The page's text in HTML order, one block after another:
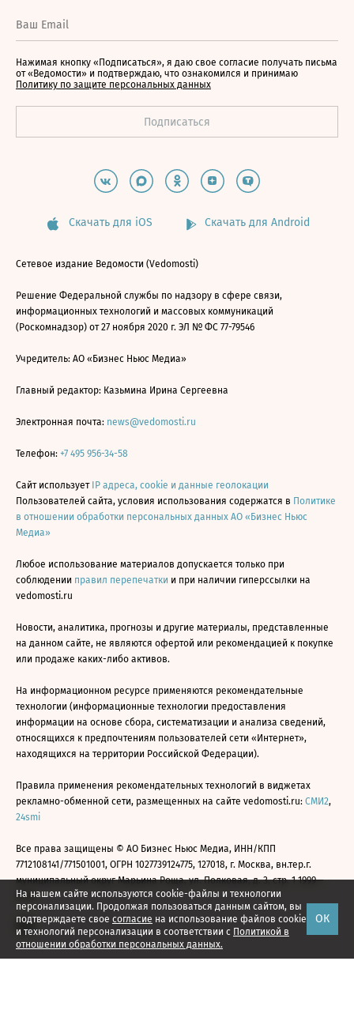
На нашем сайте используются cookie-файлы и технологии
персонализации. Продолжая пользоваться данным сайтом, вы
подтверждаете свое согласие на использование файлов cookie
и технологий персонализации в соответствии с Политикой в
отношении обработки персональных данных.
ОК
Нажимая кнопку «Подписаться», я даю свое согласие получать письма
от «Ведомости» и подтверждаю, что ознакомился и принимаю
Политику по защите персональных данных
Скачать для iOS Скачать для Android
Сетевое издание Ведомости (Vedomosti)
Решение Федеральной службы по надзору в сфере связи,
информационных технологий и массовых коммуникаций
(Роскомнадзор) от 27 ноября 2020 г. ЭЛ № ФС 77-79546
Учредитель: АО «Бизнес Ньюс Медиа»
Главный редактор: Казьмина Ирина Сергеевна
Электронная почта: news@vedomosti.ru
Телефон: +7 495 956-34-58
Сайт использует IP адреса, cookie и данные геолокации
Пользователей сайта, условия использования содержатся в Политике
в отношении обработки персональных данных АО «Бизнес Ньюс
Медиа»
Любое использование материалов допускается только при
соблюдении правил перепечатки и при наличии гиперссылки на
vedomosti.ru
Новости, аналитика, прогнозы и другие материалы, представленные
на данном сайте, не являются офертой или рекомендацией к покупке
или продаже каких-либо активов.
На информационном ресурсе применяются рекомендательные
технологии (информационные технологии предоставления
информации на основе сбора, систематизации и анализа сведений,
относящихся к предпочтениям пользователей сети «Интернет»,
находящихся на территории Российской Федерации).
Правила применения рекомендательных технологий в виджетах
рекламно-обменной сети, размещенных на сайте vedomosti.ru: СМИ2,
24smi
Все права защищены © АО Бизнес Ньюс Медиа, ИНН/КПП
7712108141/771501001, ОГРН 1027739124775, 127018, г. Москва, вн.тер.г.
муниципальный округ Марьина Роща, ул. Полковая, д. 3, стр. 1 1999—
2026